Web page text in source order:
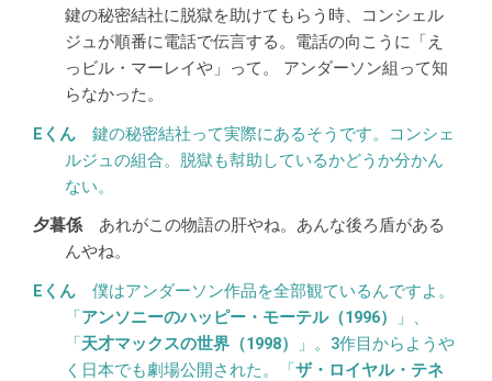
鍵の秘密結社に脱獄を助けてもらう時、コンシェル
ジュが順番に電話で伝言する。電話の向こうに「え
っビル・マーレイや」って。 アンダーソン組って知
らなかった。
鍵の秘密結社って実際にあるそうです。コンシェ
ルジュの組合。脱獄も幇助しているかどうか分かん
ない。
あれがこの物語の肝やね。あんな後ろ盾がある
んやね。
僕はアンダーソン作品を全部観ているんですよ。
「アンソニーのハッピー・モーテル（1996）
」、
「天才マックスの世界（1998）
」。3作目からようや
く日本でも劇場公開された。「ザ・ロイヤル・テネ